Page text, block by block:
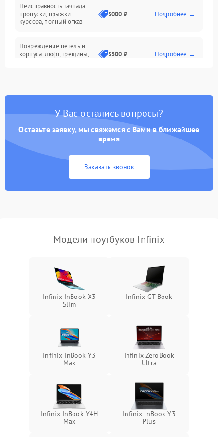
Сеть и интернет
Неисправность тачпада:
пропуски, прыжки
курсора, полный отказ
3000 ₽ Подробнее →
Повреждение петель и
корпуса: люфт, трещины,
3500 ₽ Подробнее →
быстрая разрядка,
2500 ₽ Подробнее →
Неисправность зарядного
питания
2000 ₽ Подробнее →
неисправности кулера
пропадание диска
оперативной памяти:
вылеты приложений,
синие экраны
Подробнее →
Проблемы Wi‑Fi или
У Вас остались вопросы?
Оставьте заявку, мы свяжемся с Вами в ближайшее
время
Заказать звонок
Модели ноутбуков Infinix
Infinix InBook X3
Slim
Infinix GT Book
Infinix InBook Y3
Max
Infinix ZeroBook
Ultra
Infinix InBook Y4H
Max
Infinix InBook Y3
Plus